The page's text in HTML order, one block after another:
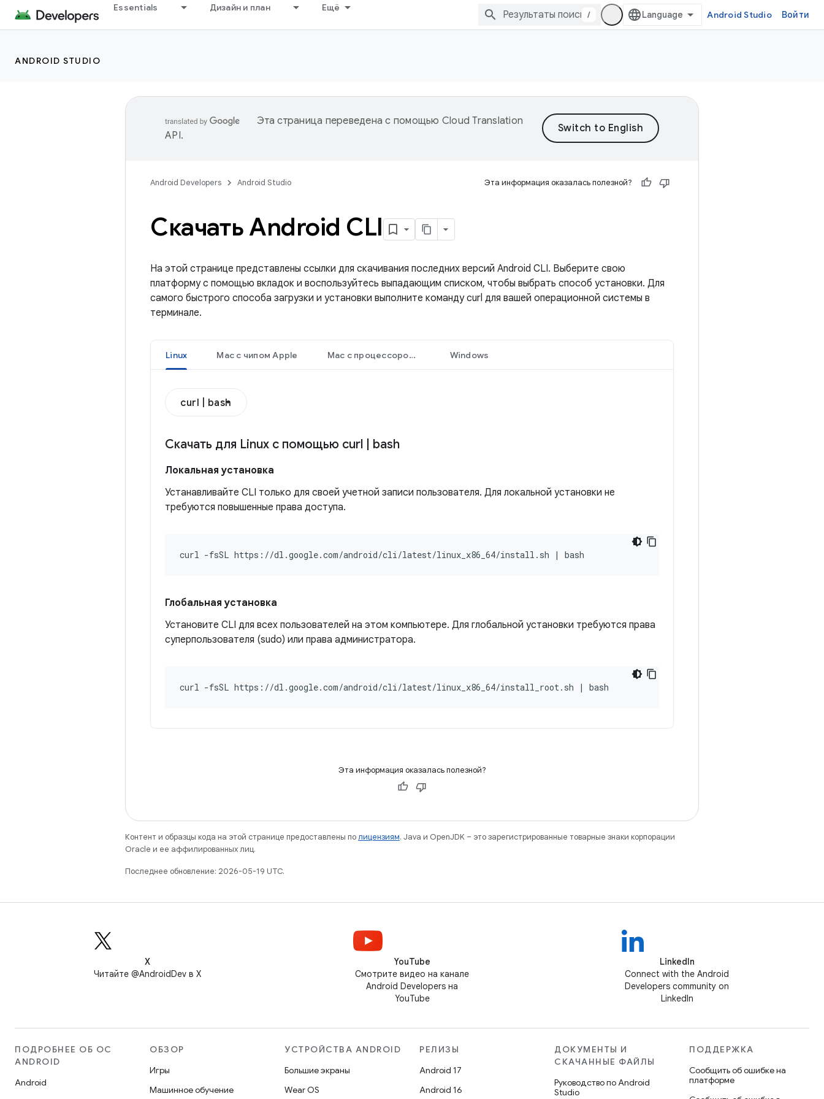
Essentials Дизайн и план Ещё
/ Android Studio Войти
ANDROID STUDIO
Эта страница переведена с помощью Cloud Translation
API.
Android Developers Android Studio Эта информация оказалась полезной?
Скачать Android CLI
На этой странице представлены ссылки для скачивания последних версий Android CLI. Выберите свою
платформу с помощью вкладок и воспользуйтесь выпадающим списком, чтобы выбрать способ установки. Для
самого быстрого способа загрузки и установки выполните команду curl для вашей операционной системы в
терминале.
Linux Mac с чипом Apple Mac с процессором Intel Windows
curl | bash
Скачать для Linux с помощью curl bash
Локальная установка
Устанавливайте CLI только для своей учетной записи пользователя. Для локальной установки не
требуются повышенные права доступа.
curl -fsSL https://dl.google.com/android/cli/latest/linux_x86_64/install.sh | bash
Глобальная установка
Установите CLI для всех пользователей на этом компьютере. Для глобальной установки требуются права
суперпользователя (sudo) или права администратора.
curl -fsSL https://dl.google.com/android/cli/latest/linux_x86_64/install_root.sh | bash
Эта информация оказалась полезной?
Контент и образцы кода на этой странице предоставлены полицензиям. Java и OpenJDK – это зарегистрированные товарные знаки корпорации
Oracle и ее аффилированных лиц.
Последнее обновление: 2026-05-19 UTC.
X
Читайте @AndroidDev в X
YouTube
Смотрите видео на канале
Android Developers на
YouTube
LinkedIn
Connect with the Android
Developers community on
LinkedIn
ПОДРОБНЕЕ ОБ ОС
ANDROID
Android
ОБЗОР
Игры
Машинное обучение
УСТРОЙСТВА ANDROID
Большие экраны
Wear OS
РЕЛИЗЫ
Android 17
Android 16
ДОКУМЕНТЫ И
СКАЧАННЫЕ ФАЙЛЫ
Руководство по Android
Studio
ПОДДЕРЖКА
Сообщить об ошибке на
платформе